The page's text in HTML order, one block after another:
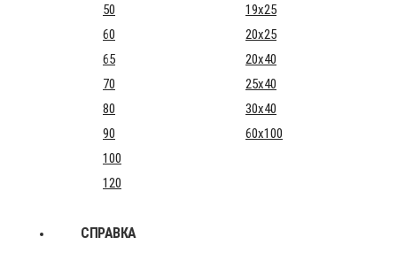
50
19x25
60
20x25
65
20x40
70
25x40
80
30x40
90
60x100
100
120
СПРАВКА